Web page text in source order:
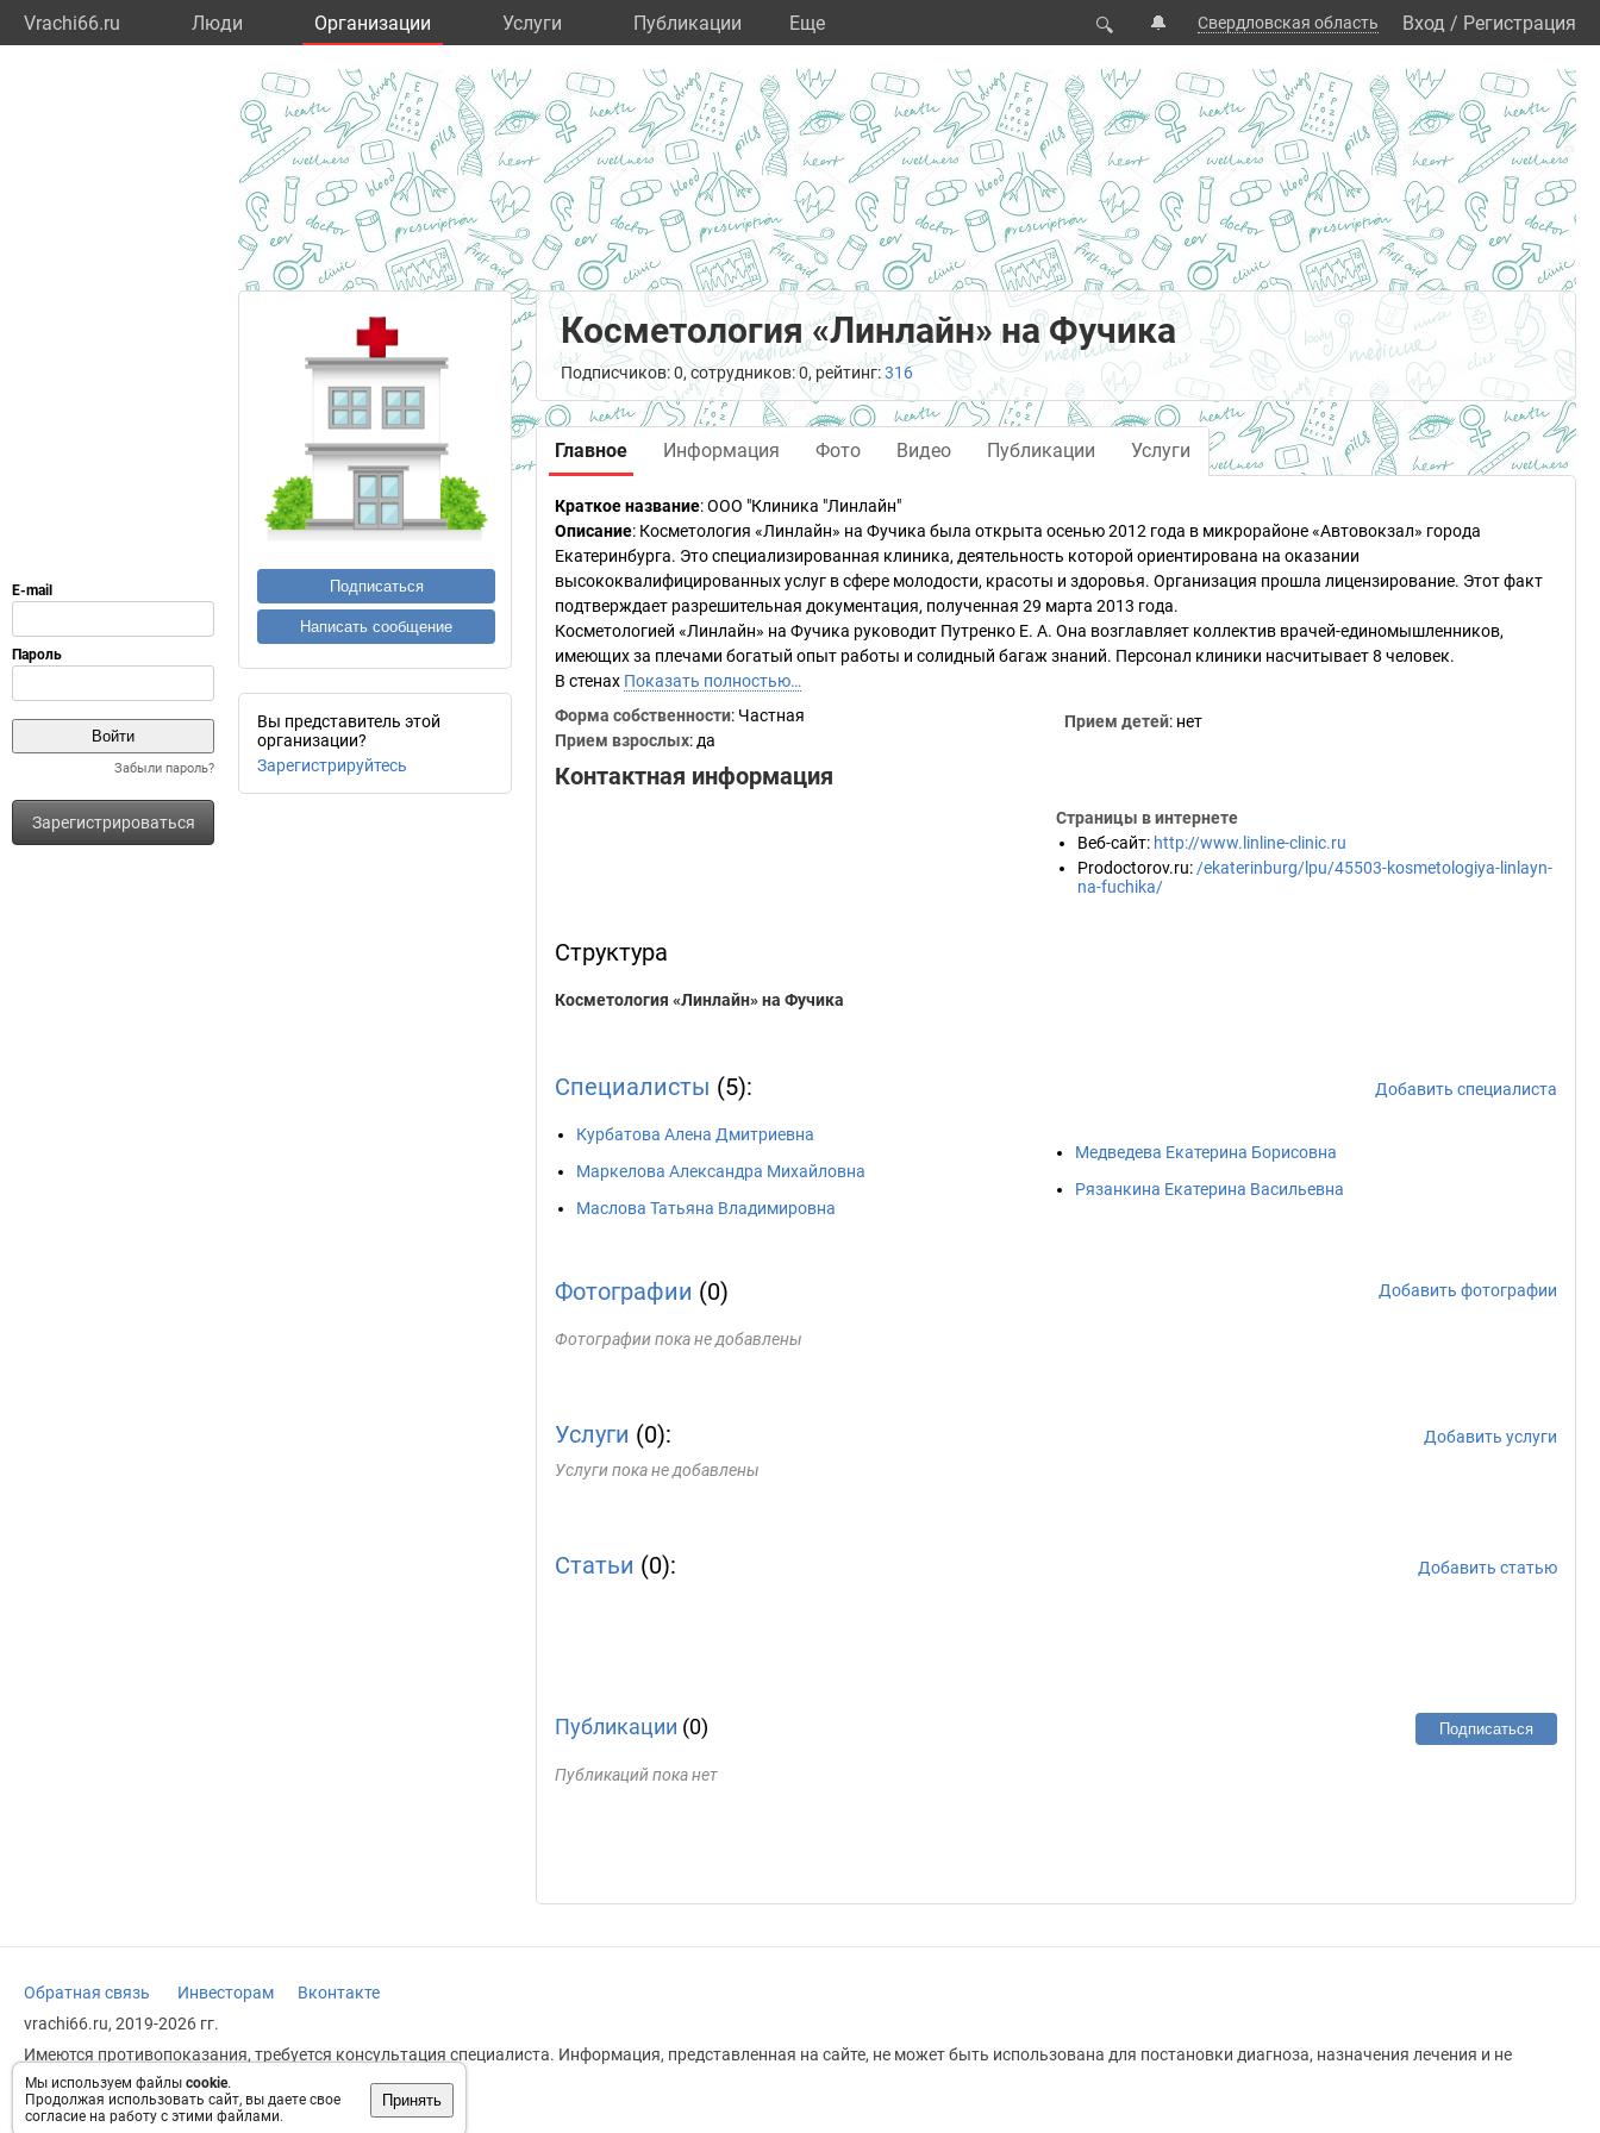
Vrachi66.ru Люди Организации Услуги Публикации Eще 🔍 🔔 Свердловская область Вход / Регистрация
Забыли пароль?
Зарегистрироваться
Мы используем файлы cookie.
Продолжая использовать сайт, вы даете свое
согласие на работу с этими файлами.
Принять
Подписаться
Написать сообщение
Вы представитель этой
организации?
Зарегистрируйтесь
Косметология «Линлайн» на Фучика
Подписчиков: 0, сотрудников: 0, рейтинг:316
Главное Информация Фото Видео Публикации Услуги
Краткое название:ООО "Клиника "Линлайн"
Описание: Косметология «Линлайн» на Фучика была открыта осенью 2012 года в микрорайоне «Автовокзал» города
Екатеринбурга. Это специализированная клиника, деятельность которой ориентирована на оказании
высококвалифицированных услуг в сфере молодости, красоты и здоровья. Организация прошла лицензирование. Этот факт
подтверждает разрешительная документация, полученная 29 марта 2013 года.
Косметологией «Линлайн» на Фучика руководит Путренко Е. А. Она возглавляет коллектив врачей-единомышленников,
имеющих за плечами богатый опыт работы и солидный багаж знаний. Персонал клиники насчитывает 8 человек.
В стенах Показать полностью…
Форма собственности: Частная
Прием взрослых: да
Прием детей: нет
Контактная информация
Страницы в интернете
Веб-сайт: http://www.linline-clinic.ru
Prodoctorov.ru: /ekaterinburg/lpu/45503-kosmetologiya-linlayn-
na-fuchika/
Структура
Косметология «Линлайн» на Фучика
Специалисты (5): Добавить специалиста
Курбатова Алена Дмитриевна
Маркелова Александра Михайловна
Маслова Татьяна Владимировна
Медведева Екатерина Борисовна
Рязанкина Екатерина Васильевна
Фотографии (0) Добавить фотографии
Фотографии пока не добавлены
Услуги (0):
Добавить услуги
Услуги пока не добавлены
Статьи (0): Добавить статью
Публикации (0) Подписаться
Публикаций пока нет
Обратная связь Инвесторам
Вконтакте
vrachi66.ru, 2019-2026 гг.
Имеются противопоказания, требуется консультация специалиста. Информация, представленная на сайте, не может быть использована для постановки диагноза, назначения лечения и не
заменяет прием врача.
Возрастное ограничение: 18+